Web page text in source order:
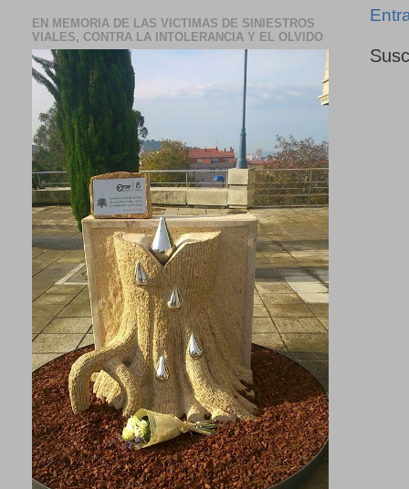
EN MEMORIA DE LAS VICTIMAS DE SINIESTROS
VIALES, CONTRA LA INTOLERANCIA Y EL OLVIDO